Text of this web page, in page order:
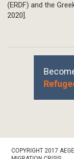
(ERDF) and the
2020].
Bottom
COPYRIGHT 2017